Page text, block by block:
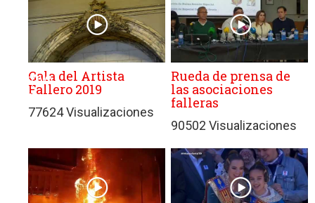
GRUPO
EDITORIAL
PRENSA
FESTIVA
MPG
Gala del Artista
Fallero 2019
77624 Visualizaciones
Rueda de prensa de
las asociaciones
falleras
90502 Visualizaciones